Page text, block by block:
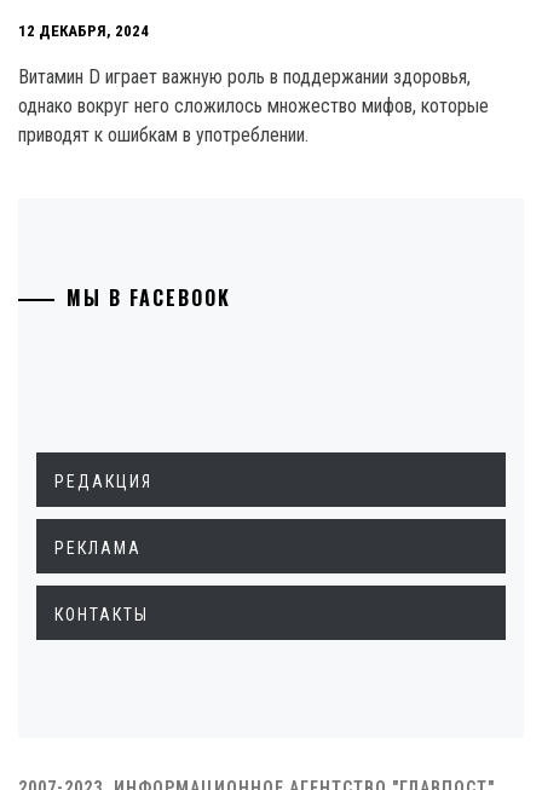
12 ДЕКАБРЯ, 2024
Витамин D играет важную роль в поддержании здоровья,
однако вокруг него сложилось множество мифов, которые
приводят к ошибкам в употреблении.
МЫ В FACEBOOK
РЕДАКЦИЯ
РЕКЛАМА
КОНТАКТЫ